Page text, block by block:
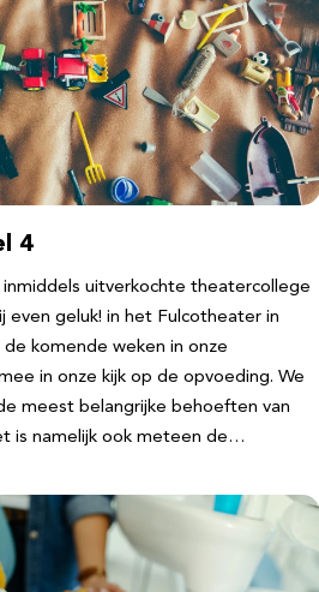
4
inmiddels uitverkochte theatercollege
even geluk! in het Fulcotheater in
komende weken in onze
in onze kijk op de opvoeding. We
meest belangrijke behoeften van
is namelijk ook meteen de…